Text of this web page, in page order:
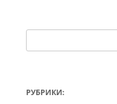
РУБРИКИ: